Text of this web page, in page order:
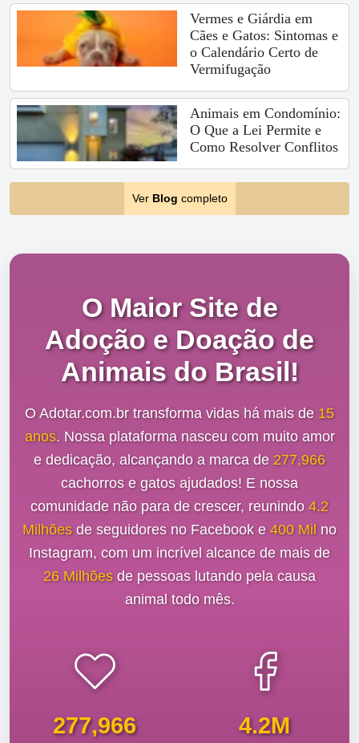
Vermes e Giárdia em
Cães e Gatos: Sintomas e
o Calendário Certo de
Vermifugação
Animais em Condomínio:
O Que a Lei Permite e
Como Resolver Conflitos
Ver Blog completo
O Maior Site de
Adoção e Doação de
Animais do Brasil!
O Adotar.com.br transforma vidas há mais de 15
anos. Nossa plataforma nasceu com muito amor
e dedicação, alcançando a marca de 277,966
cachorros e gatos ajudados! E nossa
comunidade não para de crescer, reunindo 4.2
Milhõesde seguidores no Facebook e 400 Mil no
Instagram, com um incrível alcance de mais de
26 Milhõesde pessoas lutando pela causa
animal todo mês.
277,966 4.2M